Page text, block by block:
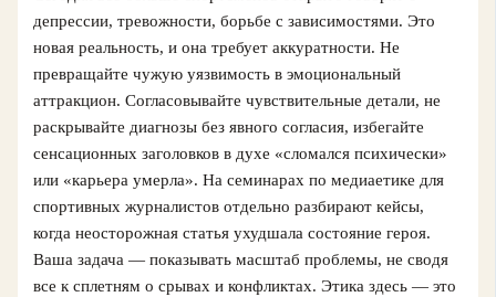
депрессии, тревожности, борьбе с зависимостями. Это
новая реальность, и она требует аккуратности. Не
превращайте чужую уязвимость в эмоциональный
аттракцион. Согласовывайте чувствительные детали, не
раскрывайте диагнозы без явного согласия, избегайте
сенсационных заголовков в духе «сломался психически»
или «карьера умерла». На семинарах по медиаетике для
спортивных журналистов отдельно разбирают кейсы,
когда неосторожная статья ухудшала состояние героя.
Ваша задача — показывать масштаб проблемы, не сводя
все к сплетням о срывах и конфликтах. Этика здесь — это